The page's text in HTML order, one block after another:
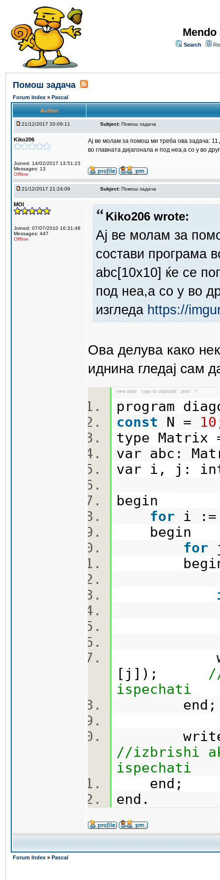
Search
Помош задача
Forum Index » Pascal
Author
21/12/2017 20:09:11 Subject: Помош задача
Kiko206
Joined: 14/02/2017 13:51:23
Messages: 13
Offline
Ај ве молам за помош ми треба ова задача:
во главната дијагонала и под неа,а со y во
21/12/2017 21:24:09 Subject: Помош задача
MOI
Joined: 07/07/2010 16:31:48
Messages: 447
Offline
Kiko206 wrote:
Ај ве молам за
состави програма
abc[10x10] ќе се
под неа,а со y во
изгледа https://
Ова делува како
иднина гледај сам
view plain copy to clipboard print ?
program
const N = 10
type Matrix
var abc:
var i, j:
begin
for i
begin
for
[j]);
ispechati
//izbrishi
ispechati
end;
end.
Forum Index » Pascal